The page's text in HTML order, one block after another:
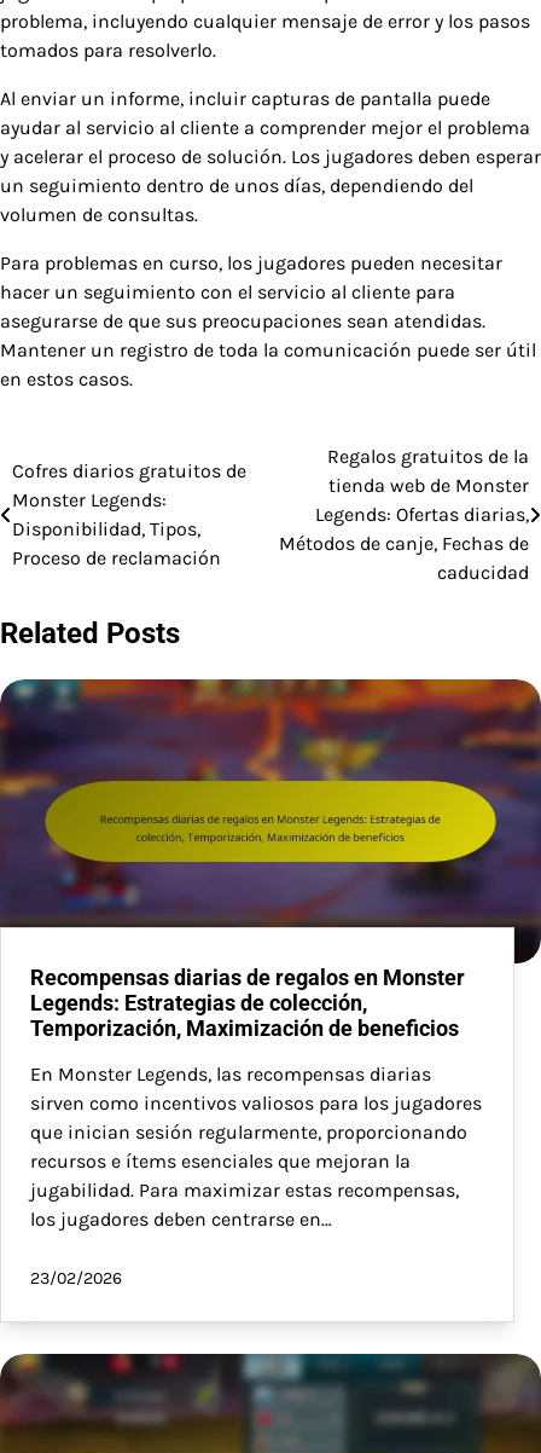
problema, incluyendo cualquier mensaje de error y los pasos
tomados para resolverlo.
Al enviar un informe, incluir capturas de pantalla puede
ayudar al servicio al cliente a comprender mejor el problema
y acelerar el proceso de solución. Los jugadores deben esperar
un seguimiento dentro de unos días, dependiendo del
volumen de consultas.
Para problemas en curso, los jugadores pueden necesitar
hacer un seguimiento con el servicio al cliente para
asegurarse de que sus preocupaciones sean atendidas.
Mantener un registro de toda la comunicación puede ser útil
en estos casos.
Post
navigation
Cofres diarios gratuitos de
Monster Legends:
Disponibilidad, Tipos,
Proceso de reclamación
Regalos gratuitos de la
tienda web de Monster
Legends: Ofertas diarias,
Métodos de canje, Fechas de
caducidad
Related Posts
Recompensas diarias de regalos en Monster
Legends: Estrategias de colección,
Temporización, Maximización de beneficios
En Monster Legends, las recompensas diarias
sirven como incentivos valiosos para los jugadores
que inician sesión regularmente, proporcionando
recursos e ítems esenciales que mejoran la
jugabilidad. Para maximizar estas recompensas,
los jugadores deben centrarse en…
23/02/2026